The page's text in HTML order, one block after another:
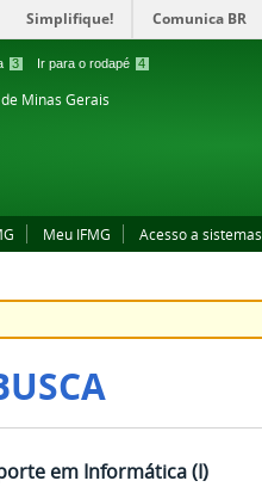
3 Ir para o rodapé 4
Simplifique! Comunica BR
Minas Gerais
Meu IFMG Acesso a sistemas
em Informática (I)